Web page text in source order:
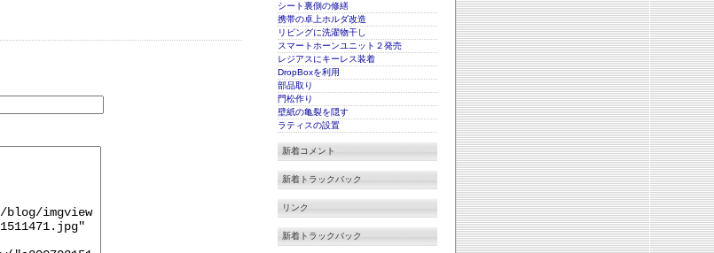
シート裏側の修繕
携帯の卓上ホルダ改造
リビングに洗濯物干し
スマートホーンユニット２発売
レジアスにキーレス装着
DropBoxを利用
部品取り
門松作り
壁紙の亀裂を隠す
ラティスの設置
新着コメント
新着トラックバック
リンク
新着トラックバック